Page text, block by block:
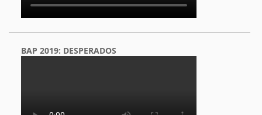
BAP 2019: DESPERADOS